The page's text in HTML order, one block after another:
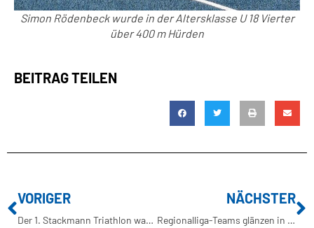
Simon Rödenbeck wurde in der Altersklasse U 18 Vierter
über 400 m Hürden
BEITRAG TEILEN
VORIGER
Der 1. Stackmann Triathlon war ein voller Erfolg!
NÄCHSTER
Regionalliga-Teams glänzen in Stuhr auf der Olympischen Distanz